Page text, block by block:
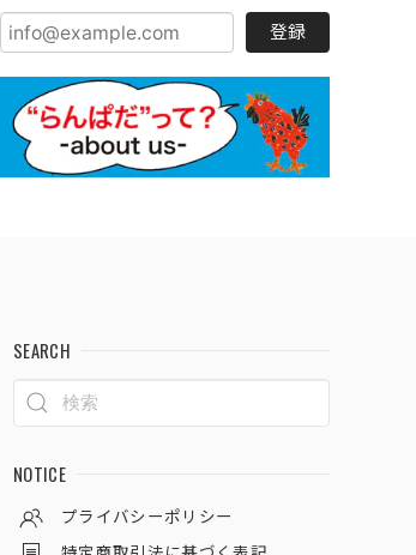
登録
SEARCH
NOTICE
プライバシーポリシー